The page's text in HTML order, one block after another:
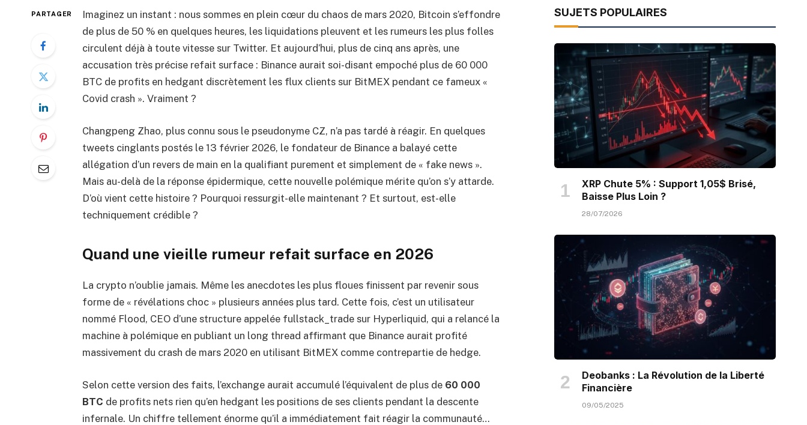
PARTAGER
Imaginez un instant : nous sommes en plein cœur du chaos de mars 2020, Bitcoin s’effondre
de plus de 50 % en quelques heures, les liquidations pleuvent et les rumeurs les plus folles
circulent déjà à toute vitesse sur Twitter. Et aujourd’hui, plus de cinq ans après, une
accusation très précise refait surface : Binance aurait soi-disant empoché plus de 60 000
BTC de profits en hedgant discrètement les flux clients sur BitMEX pendant ce fameux «
Covid crash ». Vraiment ?
Changpeng Zhao, plus connu sous le pseudonyme CZ, n’a pas tardé à réagir. En quelques
tweets cinglants postés le 13 février 2026, le fondateur de Binance a balayé cette
allégation d’un revers de main en la qualifiant purement et simplement de « fake news ».
Mais au-delà de la réponse épidermique, cette nouvelle polémique mérite qu’on s’y attarde.
D’où vient cette histoire ? Pourquoi ressurgit-elle maintenant ? Et surtout, est-elle
techniquement crédible ?
Quand une vieille rumeur refait surface en 2026
La crypto n’oublie jamais. Même les anecdotes les plus floues finissent par revenir sous
forme de « révélations choc » plusieurs années plus tard. Cette fois, c’est un utilisateur
nommé Flood, CEO d’une structure appelée fullstack_trade sur Hyperliquid, qui a relancé la
machine à polémique en publiant un long thread affirmant que Binance aurait profité
massivement du crash de mars 2020 en utilisant BitMEX comme contrepartie de hedge.
Selon cette version des faits, l’exchange aurait accumulé l’équivalent de plus de 60 000
BTC de profits nets rien qu’en hedgant les positions de ses clients pendant la descente
infernale. Un chiffre tellement énorme qu’il a immédiatement fait réagir la communauté…
SUJETS POPULAIRES
XRP Chute 5% : Support 1,05$ Brisé,
Baisse Plus Loin ?
28/07/2026
Deobanks : La Révolution de la Liberté
Financière
09/05/2025